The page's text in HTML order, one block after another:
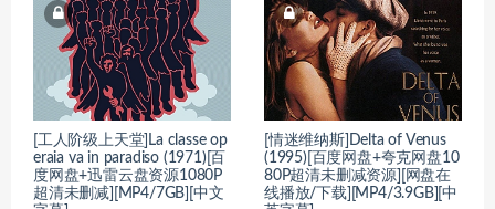
[工人阶级上天堂]La classe op
eraia va in paradiso (1971)[百
度网盘+迅雷云盘资源1080P
超清未删减][MP4/7GB][中文
[情迷维纳斯]Delta of Venus
(1995)[百度网盘+夸克网盘10
80P超清未删减资源][网盘在
线播放/下载][MP4/3.9GB][中